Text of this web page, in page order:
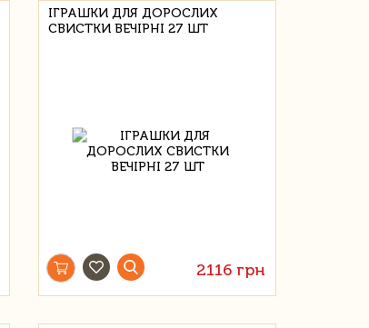
ІГРАШКИ ДЛЯ ДОРОСЛИХ
СВИСТКИ ВЕЧІРНІ 27 ШТ
2116 грн